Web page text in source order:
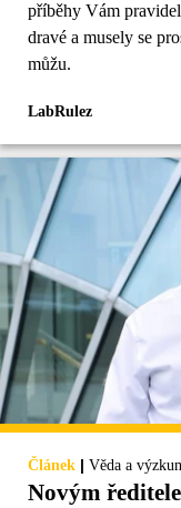
příběhy Vám
dravé a musely se
můžu.
LabRulez
Článek | Věda a
Novým